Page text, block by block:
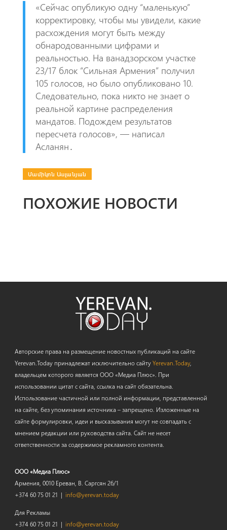
«Сейчас опубликую одну “маленькую”
корректировку, чтобы мы увидели, какие
расхождения могут быть между
обнародованными цифрами и
реальностью. На ванадзорском участке
23/17 блок “Сильная Армения” получил
105 голосов, но было опубликовано 10.
Следовательно, пока никто не знает о
реальной картине распределения
мандатов. Подождем результатов
пересчета голосов», — написал
Асланян․
Մամիկոն Ասլանյան
ПОХОЖИЕ НОВОСТИ
Авторские права на размещение новостных публикаций на сайте
Yerevan.Today принадлежат исключительно сайтуYerevan.Today,
владельцем которого является ООО «Медиа Плюс». При
использовании цитат с сайта, ссылка на сайт обязательна.
Использование частичной или полной информации, представленной
на сайте, без упоминания источника – запрещено. Изложенные на
сайте формулировки, идеи и высказывания могут не совпадать с
мнением редакции или руководства сайта. Сайт не несет
ответственности за содержимое рекламного контента.
ООО «Медиа Плюс»
Армения, 0010 Ереван, В. Саргсян 26/1
+374 60 75 01 21 | info@yerevan.today
Для Рекламы
+374 60 75 01 21 | info@yerevan.today